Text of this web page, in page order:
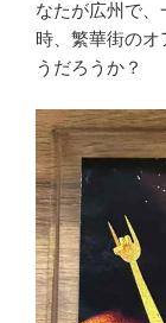
なたが広州で
時、繁華街の
うだろうか？